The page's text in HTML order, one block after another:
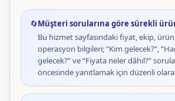
🔄Müşteri sorularına göre sürekli
Bu hizmet sayfasındaki fiyat, ekip,
operasyon bilgileri; “Kim gelecek?”,
gelecek?” ve “Fiyata neler dâhil?”
öncesinde yanıtlamak için düzenli